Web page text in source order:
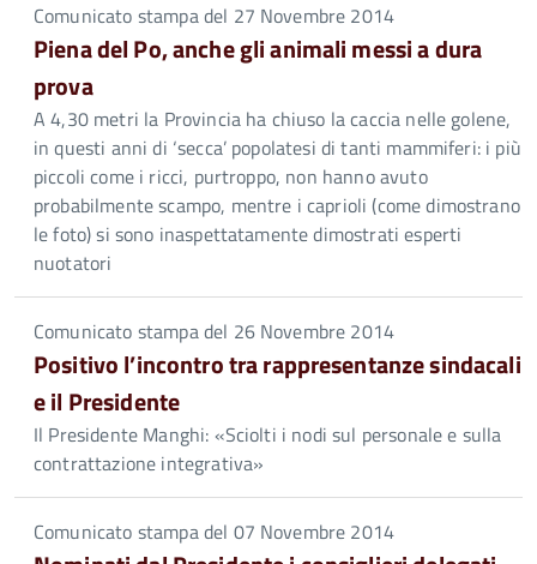
Comunicato stampa del 27 Novembre 2014
Piena del Po, anche gli animali messi a dura
prova
A 4,30 metri la Provincia ha chiuso la caccia nelle golene,
in questi anni di ‘secca’ popolatesi di tanti mammiferi: i più
piccoli come i ricci, purtroppo, non hanno avuto
probabilmente scampo, mentre i caprioli (come dimostrano
le foto) si sono inaspettatamente dimostrati esperti
nuotatori
Comunicato stampa del 26 Novembre 2014
Positivo l’incontro tra rappresentanze sindacali
e il Presidente
Il Presidente Manghi: «Sciolti i nodi sul personale e sulla
contrattazione integrativa»
Comunicato stampa del 07 Novembre 2014